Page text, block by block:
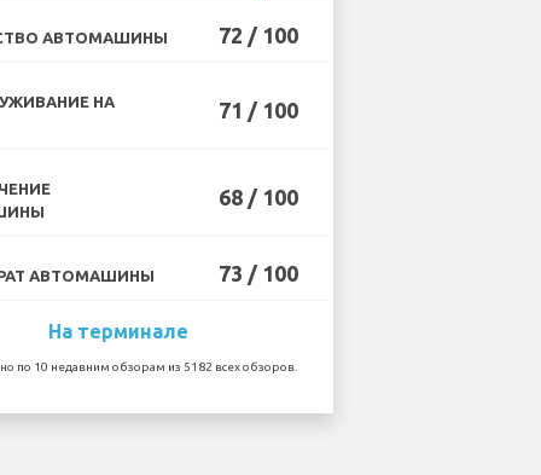
АВТОМАШИНЫ 72 / 100
НА
71 / 100
68 / 100
АВТОМАШИНЫ 73 / 100
На терминале
по 10 недавним обзорам из 5182 всех обзоров.